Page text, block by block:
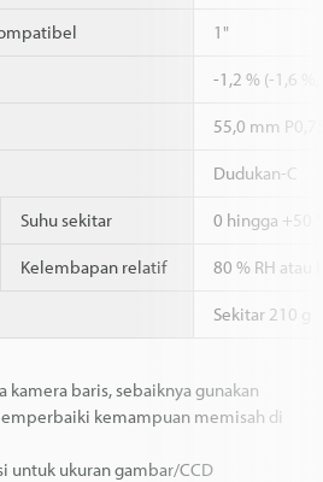
1"
-1,2 % (-1,6
55,0 mm
Dudukan-C
Suhu sekitar 0 hingga +50
Kelembapan relatif 80 % RH atau
Sekitar 210 g
kamera baris, sebaiknya gunakan
kemampuan memisah di
untuk ukuran gambar/CCD